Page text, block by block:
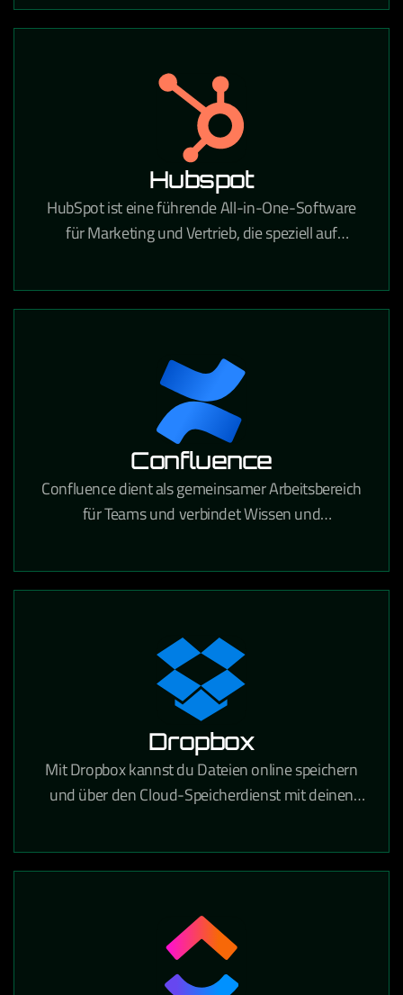
unklare Aufgaben und Kommunikationslücken der
Hubspot
HubSpot ist eine führende All-in-One-Software
für Marketing und Vertrieb, die speziell auf
vieles mehr zugeschnitten ist. Sie ist
klaren Überblick über Ihren gesamten
Vertriebszyklus.
Confluence
Confluence dient als gemeinsamer Arbeitsbereich
für Teams und verbindet Wissen und
verschiedene Projekte oder Ideen entwickeln,
Dropbox
Mit Dropbox kannst du Dateien online speichern
und über den Cloud-Speicherdienst mit deinen
und die Sicherheit von Dropbox.